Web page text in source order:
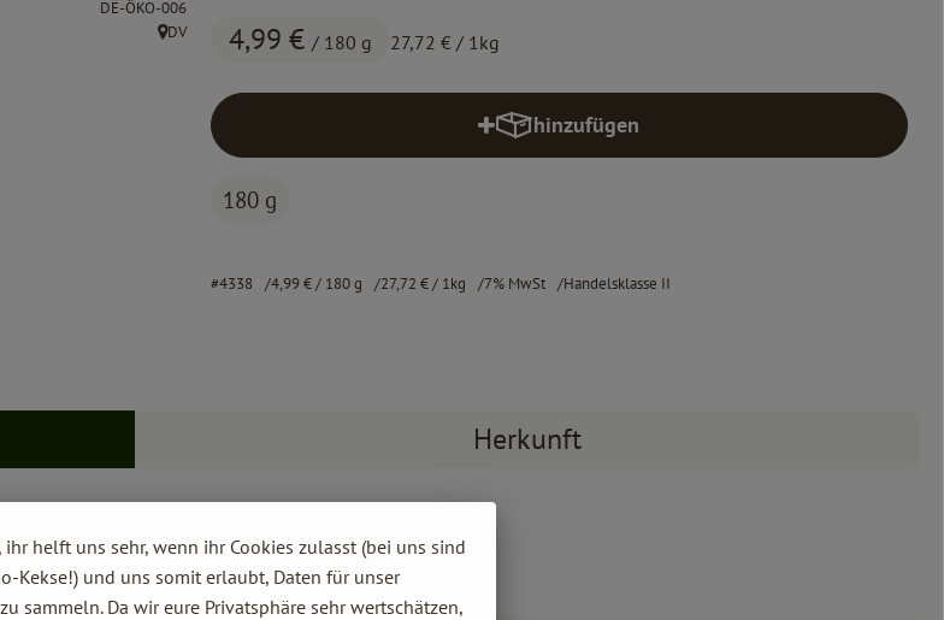
4,99 € / 180 g 27,72 € / 1kg
, Kontrollstelle:
DE-ÖKO-006
, Herkunft:
DV
hinzufügen
Produkt zum Warenkorb hinzufügen
180 g
#4338 4,99 €/ 180 g 27,72 €/ 1kg 7% MwSt Handelsklasse II
Herkunft
ihr helft uns sehr, wenn ihr Cookies zulasst (bei uns sind
Kekse!) und uns somit erlaubt, Daten für unser
sammeln. Da wir eure Privatsphäre sehr wertschätzen,